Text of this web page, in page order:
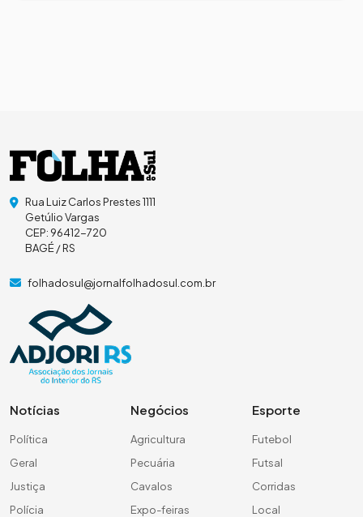
Rua Luiz Carlos Prestes 1111
Getúlio Vargas
CEP: 96412-720
BAGÉ / RS
folhadosul@jornalfolhadosul.com.br
Notícias
Política
Geral
Justiça
Polícia
Negócios
Agricultura
Pecuária
Cavalos
Expo-feiras
Esporte
Futebol
Futsal
Corridas
Local